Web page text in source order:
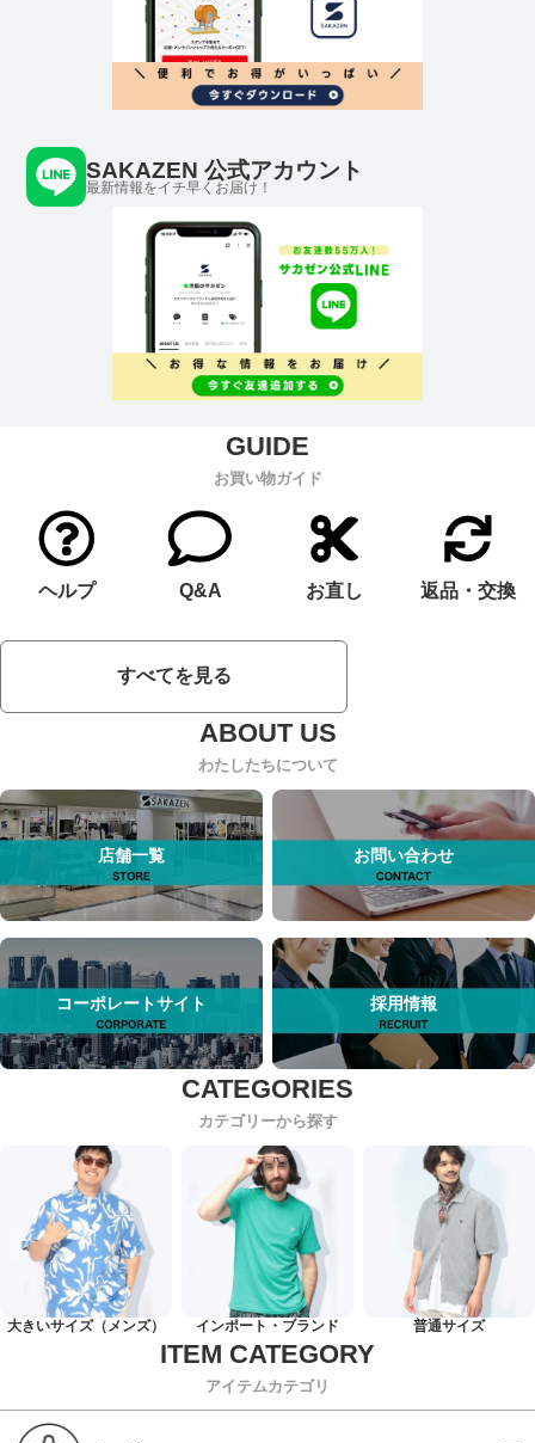
SAKAZEN 公式アカウント
最新情報をイチ早くお届け！
お買い物ガイド
ヘルプ Q&A お直し 返品・交換
すべてを見る
わたしたちについて
店舗一覧 お問い合わせ
コーポレートサイト 採用情報
カテゴリーから探す
大きいサイズ（メンズ） インポート・ブランド 普通サイズ
アイテムカテゴリ